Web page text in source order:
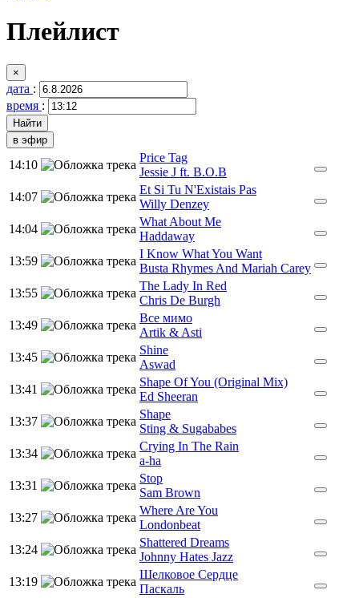
Плейлист
×
дата :
время :
в эфир
14:10
Price Tag
Jessie J ft. B.O.B
14:07
Et Si Tu N'Existais Pas
Willy Denzey
14:04
What About Me
Haddaway
13:59
I Know What You Want
Busta Rhymes And Mariah Carey
13:55
The Lady In Red
Chris De Burgh
13:49
Все мимо
Artik & Asti
13:45
Shine
Aswad
13:41
Shape Of You (Original Mix)
Ed Sheeran
13:37
Shape
Sting & Sugababes
13:34
Crying In The Rain
a-ha
13:31
Stop
Sam Brown
13:27
Where Are You
Londonbeat
13:24
Shattered Dreams
Johnny Hates Jazz
13:19
Шелковое Сердце
Паскаль